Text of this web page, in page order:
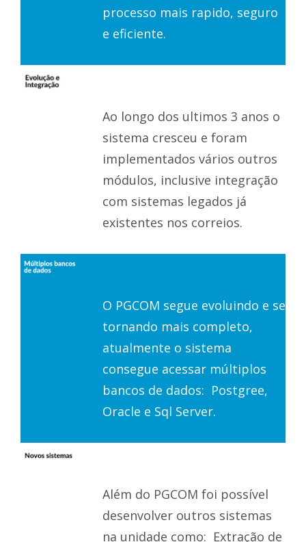
processo mais rapido, seguro
e eficiente.
Ao longo dos ultimos 3 anos o
sistema cresceu e foram
implementados vários outros
módulos, inclusive integração
com sistemas legados já
existentes nos correios.
O PGCOM segue evoluindo e se
tornando mais completo,
atualmente o sistema
consegue acessar múltiplos
bancos de dados: Postgree,
Oracle e Sql Server.
Além do PGCOM foi possível
desenvolver outros sistemas
na unidade como: Extração de